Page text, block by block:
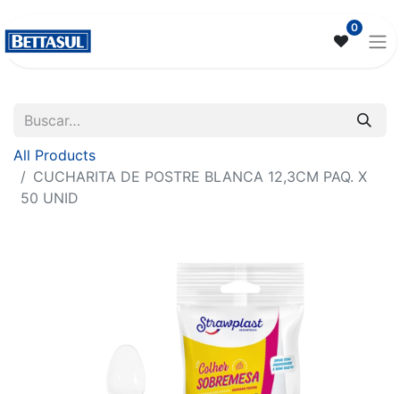
0
All Products
CUCHARITA DE POSTRE BLANCA 12,3CM PAQ. X
50 UNID